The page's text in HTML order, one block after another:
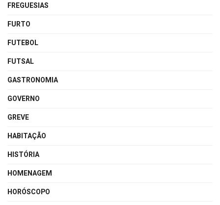
FREGUESIAS
FURTO
FUTEBOL
FUTSAL
GASTRONOMIA
GOVERNO
GREVE
HABITAÇÃO
HISTÓRIA
HOMENAGEM
HORÓSCOPO